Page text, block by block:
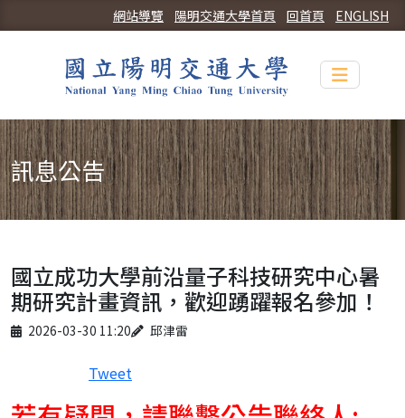
ENGLISH
回首頁
陽明交通大學首頁
網站導覽
Toggle
訊息公告
國立成功大學前沿量子科技研究中心暑
期研究計畫資訊，歡迎踴躍報名參加！
Published on
2026-03-30 11:20
Author 邱津雷
Tweet